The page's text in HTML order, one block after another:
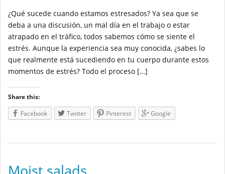
¿Qué sucede cuando estamos estresados? Ya sea que se
deba a una discusión, un mal día en el trabajo o estar
atrapado en el tráfico, todos sabemos cómo se siente el
estrés. Aunque la experiencia sea muy conocida, ¿sabes lo
que realmente está sucediendo en tu cuerpo durante estos
momentos de estrés? Todo el proceso […]
Share this:
Facebook
Twitter Pinterest Google
Moist salads